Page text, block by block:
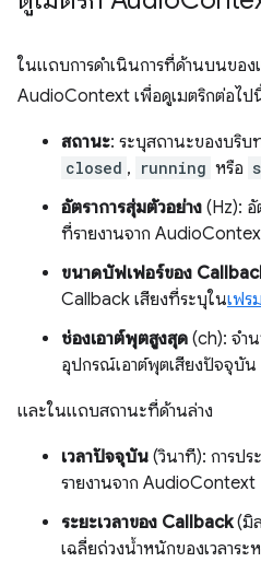
ในแถบการดำเนินการที่ด้านบนของ
AudioContext เพื่อดูเมตริกต่อไป
สถานะ: ระบุสถานะของบริบ
closed , running หรือ
อัตราการสุ่มตัวอย่าง (Hz): อั
ที่รายงานจาก
ขนาดบัฟเฟอร์ของ
Callback เสียงที่ระบุในเฟร
ช่องเอาต์พุตสูงสุด (ch): จำ
อุปกรณ์เอาต์พุตเสียงปัจจุบัน
และในแถบสถานะที่ด้านล่าง
เวลาปัจจุบัน (วินาที): การป
รายงานจาก AudioContext
ระยะเวลาของ Callback(มิ
เฉลี่ยถ่วงน้ำหนักของเวลาระ